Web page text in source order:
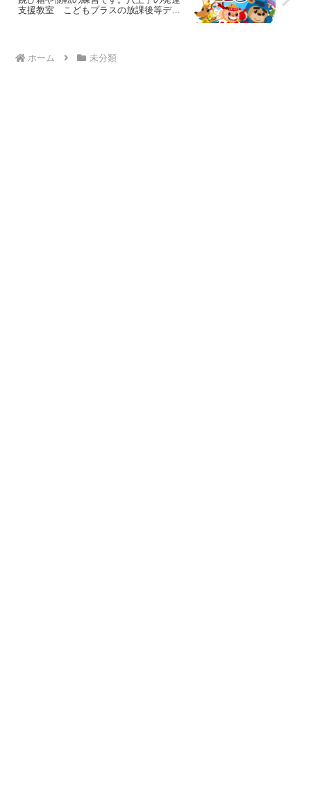
支援教室 こどもプラスの放課後等デイ
ホーム 未分類